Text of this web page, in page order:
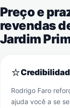
Preço e
revendas
Jardim
⭐
Rodrigo Faro
ajuda você a se